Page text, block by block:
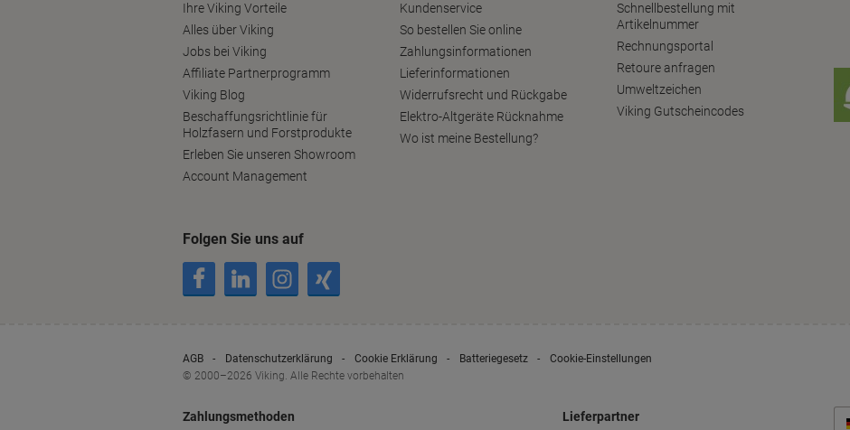
Ihre Viking Vorteile
Alles über Viking
Jobs bei Viking
Affiliate Partnerprogramm
Viking Blog
Beschaffungsrichtlinie für
Holzfasern und Forstprodukte
Erleben Sie unseren Showroom
Account Management
Kundenservice
So bestellen Sie online
Zahlungsinformationen
Lieferinformationen
Widerrufsrecht und Rückgabe
Elektro-Altgeräte Rücknahme
Wo ist meine Bestellung?
Schnellbestellung mit
Artikelnummer
Rechnungsportal
Retoure anfragen
Umweltzeichen
Viking Gutscheincodes
Folgen Sie uns auf
AGB Datenschutzerklärung Cookie Erklärung Batteriegesetz
Cookie-Einstellungen
© 2000–2026 Viking. Alle Rechte vorbehalten
Zahlungsmethoden Lieferpartner